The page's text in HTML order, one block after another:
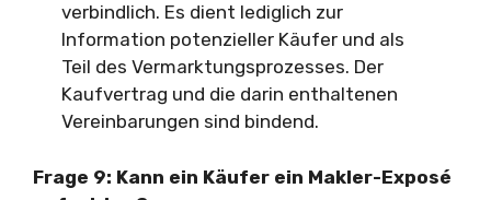
verbindlich. Es dient lediglich zur
Information potenzieller Käufer und als
Teil des Vermarktungsprozesses. Der
Kaufvertrag und die darin enthaltenen
Vereinbarungen sind bindend.
Frage 9: Kann ein Käufer ein Makler-Exposé